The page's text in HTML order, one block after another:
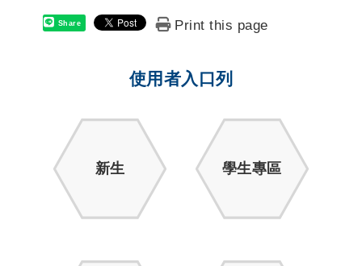
Share Print this page
使用者入口列
新生 學生專區